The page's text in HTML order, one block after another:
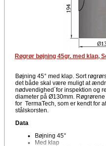
Røgrør bøjning 45gr. med klap,
Bøjning 45° med klap. Sort
det både skal være muligt at
nødvendighed´for inspektion og
diameter på Ø130mm.
for TermaTech, som er kendt for
stålskorsten.
Data
Bøjning 45°
Med klap